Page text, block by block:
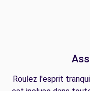
Roulez l'esprit